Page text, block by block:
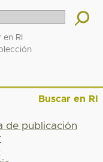
en RI
Buscar en RI
de publicación